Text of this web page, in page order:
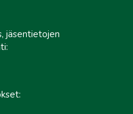
jäsentietojen